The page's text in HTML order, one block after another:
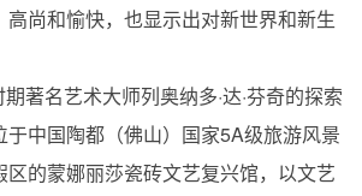
尚和愉快，也显示出对新世界和新生
著名艺术大师列奥纳多·达·芬奇的探索
中国陶都（佛山）国家5A级旅游风景
区的蒙娜丽莎瓷砖文艺复兴馆，以文艺